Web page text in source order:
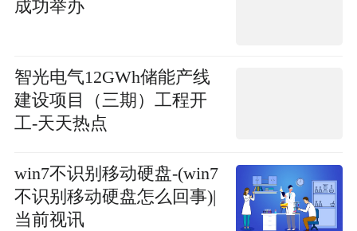
成功举办
智光电气12GWh储能产线
建设项目（三期）工程开
工-天天热点
win7不识别移动硬盘-(win7
不识别移动硬盘怎么回事)|
当前视讯